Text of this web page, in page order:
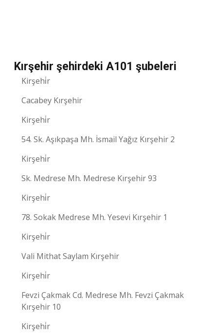
Kırşehir şehirdeki A101 şubeleri
Kirşehi̇r
Cacabey Kırşehir
Kirşehi̇r
54. Sk. Aşıkpaşa Mh. İsmail Yağız Kırşehir 2
Kirşehi̇r
Sk. Medrese Mh. Medrese Kırşehir 93
Kirşehi̇r
78. Sokak Medrese Mh. Yesevi Kırşehir 1
Kirşehi̇r
Vali Mithat Saylam Kırşehir
Kirşehi̇r
Fevzi Çakmak Cd. Medrese Mh. Fevzi Çakmak
Kırşehir 10
Kirşehi̇r